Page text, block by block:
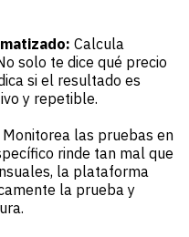
Calcula
solo te dice qué precio
si el resultado es
y repetible.
Monitorea las pruebas en
rinde tan mal que
la plataforma
la prueba y